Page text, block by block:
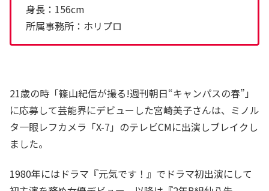
身長：156cm
所属事務所：ホリプロ
21歳の時「篠山紀信が撮る!週刊朝日“キャンパスの春”」
に応募して芸能界にデビューした宮崎美子さんは、ミノル
タ一眼レフカメラ「X-7」のテレビCMに出演しブレイクし
ました。
1980年にはドラマ『元気です！』でドラマ初出演にして